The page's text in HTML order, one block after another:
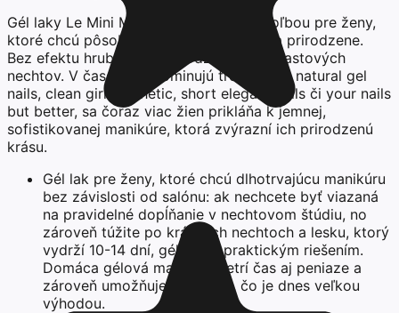
Gél laky Le Mini Macaron sú ideálnou voľbou pre ženy,
ktoré chcú pôsobiť upravene, moderne a prirodzene.
Bez efektu hrubých, neprirodzených či plastových
nechtov. V čase, keď dominujú trendy ako natural gel
nails, clean girl aesthetic, short elegant nails či your nails
but better, sa čoraz viac žien prikláňa k jemnej,
sofistikovanej manikúre, ktorá zvýrazní ich prirodzenú
krásu.
Gél lak pre ženy, ktoré chcú dlhotrvajúcu manikúru
bez závislosti od salónu: ak nechcete byť viazaná
na pravidelné dopĺňanie v nechtovom štúdiu, no
zároveň túžite po krásnych nechtoch a lesku, ktorý
vydrží 10-14 dní, gél lak je praktickým riešením.
Domáca gélová manikúra šetrí čas aj peniaze a
zároveň umožňuje flexibilitu, čo je dnes veľkou
výhodou.